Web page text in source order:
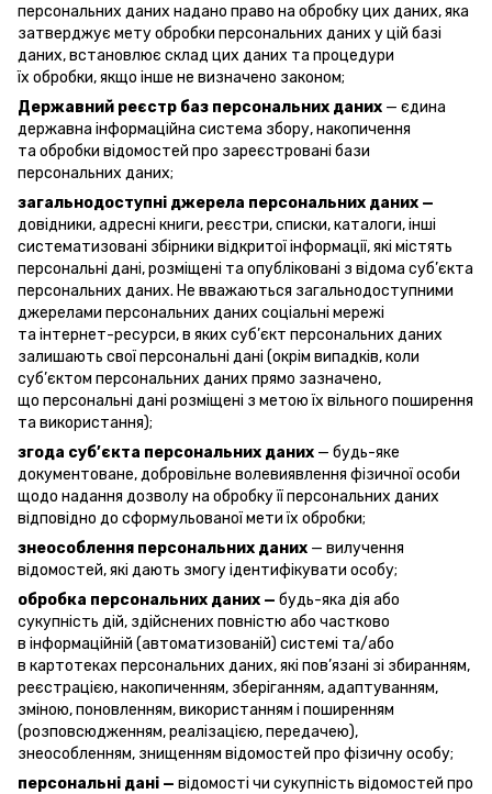
персональних даних надано право на обробку цих даних, яка
затверджує мету обробки персональних даних у цій базі
даних, встановлює склад цих даних та процедури
їх обробки, якщо інше не визначено законом;
Державний реєстр баз персональних даних — єдина
державна інформаційна система збору, накопичення
та обробки відомостей про зареєстровані бази
персональних даних;
загальнодоступні джерела персональних даних —
довідники, адресні книги, реєстри, списки, каталоги, інші
систематизовані збірники відкритої інформації, які містять
персональні дані, розміщені та опубліковані з відома суб’єкта
персональних даних. Не вважаються загальнодоступними
джерелами персональних даних соціальні мережі
та інтернет-ресурси, в яких суб’єкт персональних даних
залишають свої персональні дані (окрім випадків, коли
суб’єктом персональних даних прямо зазначено,
що персональні дані розміщені з метою їх вільного поширення
та використання);
згода суб’єкта персональних даних — будь-яке
документоване, добровільне волевиявлення фізичної особи
щодо надання дозволу на обробку її персональних даних
відповідно до сформульованої мети їх обробки;
знеособлення персональних даних — вилучення
відомостей, які дають змогу ідентифікувати особу;
обробка персональних даних — будь-яка дія або
сукупність дій, здійснених повністю або частково
в інформаційній (автоматизованій) системі та/або
в картотеках персональних даних, які пов’язані зі збиранням,
реєстрацією, накопиченням, зберіганням, адаптуванням,
зміною, поновленням, використанням і поширенням
(розповсюдженням, реалізацією, передачею),
знеособленням, знищенням відомостей про фізичну особу;
персональні дані — відомості чи сукупність відомостей про